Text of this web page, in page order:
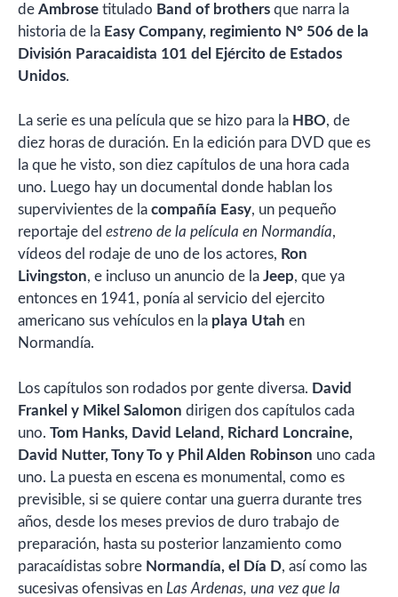
de Ambrose titulado Band of brothers que narra la
historia de la Easy Company, regimiento N° 506 de la
División Paracaidista 101 del Ejército de Estados
Unidos.
La serie es una película que se hizo para la HBO, de
diez horas de duración. En la edición para DVD que es
la que he visto, son diez capítulos de una hora cada
uno. Luego hay un documental donde hablan los
supervivientes de la compañía Easy, un pequeño
reportaje del estreno de la película en Normandía,
vídeos del rodaje de uno de los actores, Ron
Livingston, e incluso un anuncio de la Jeep, que ya
entonces en 1941, ponía al servicio del ejercito
americano sus vehículos en la playa Utah en
Normandía.
Los capítulos son rodados por gente diversa. David
Frankel y Mikel Salomon dirigen dos capítulos cada
uno. Tom Hanks, David Leland, Richard Loncraine,
David Nutter, Tony To y Phil Alden Robinson uno cada
uno. La puesta en escena es monumental, como es
previsible, si se quiere contar una guerra durante tres
años, desde los meses previos de duro trabajo de
preparación, hasta su posterior lanzamiento como
paracaídistas sobre Normandía, el Día D, así como las
sucesivas ofensivas en Las Ardenas, una vez que la